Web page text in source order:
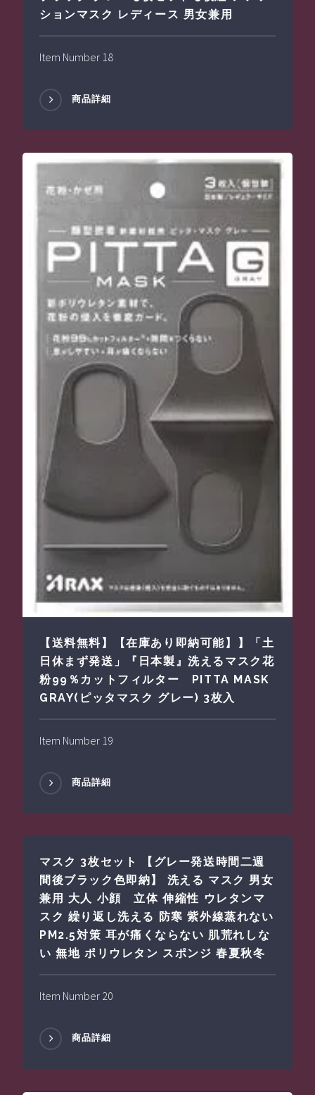
ションマスク レディース 男女兼用
Item Number 18
商品詳細
【送料無料】【在庫あり即納可能】】「土
日休まず発送」『日本製』洗えるマスク花
粉99％カットフィルター PITTA MASK
GRAY(ピッタマスク グレー) 3枚入
Item Number 19
商品詳細
マスク 3枚セット 【グレー発送時間二週
間後ブラック色即納】 洗える マスク 男女
兼用 大人 小顔 立体 伸縮性 ウレタンマ
スク 繰り返し洗える 防寒 紫外線蒸れない
PM2.5対策 耳が痛くならない 肌荒れしな
い 無地 ポリウレタン スポンジ 春夏秋冬
Item Number 20
商品詳細